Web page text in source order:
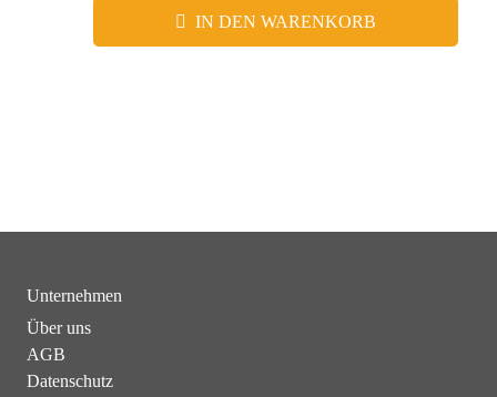
IN DEN WARENKORB
Unternehmen
Über uns
AGB
Datenschutz